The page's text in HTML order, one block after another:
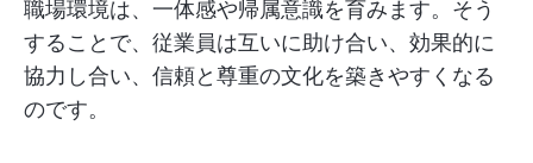
職場環境は、一体感や帰属意識を育みます。そう
することで、従業員は互いに助け合い、効果的に
協力し合い、信頼と尊重の文化を築きやすくなる
のです。